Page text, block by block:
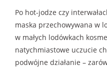
Po hot-jodze czy
maska przechowywana w
w małych lodówkach
natychmiastowe uczucie
podwójne działanie –